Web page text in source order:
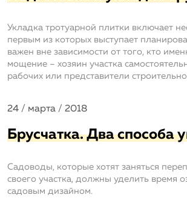
Укладка тротуарной плитки включает
первым из которых выступает
важен вне зависимости от того, кто
мощение – хозяин участка
рабочих или представители
24 / марта / 2018
Брусчатка. Два способа
Садоводы, которые хотят заняться
своего участка, должны уделить время
садовым дизайном.